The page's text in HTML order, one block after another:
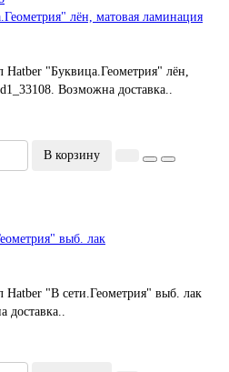
лён, матовая ламинация
Hatber "Буквица.Геометрия" лён,
Возможна доставка..
В корзину
выб. лак
Hatber "В сети.Геометрия" выб. лак